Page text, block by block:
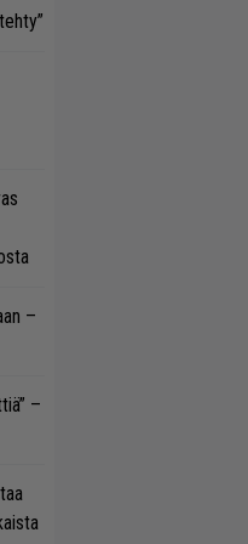
–
–